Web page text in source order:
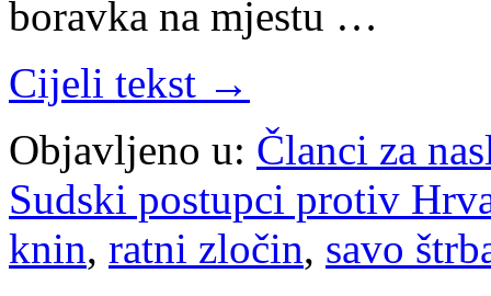
boravka na mjestu …
Cijeli tekst →
Objavljeno u: Članci za
Sudski postupci protiv
knin, ratni zločin, savo